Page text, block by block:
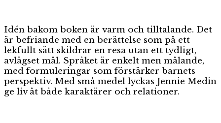
Idén bakom boken är varm och tilltalande. Det
är befriande med en berättelse som på ett
lekfullt sätt skildrar en resa utan ett tydligt,
avlägset mål. Språket är enkelt men målande,
med formuleringar som förstärker barnets
perspektiv. Med små medel lyckas Jennie Medin
ge liv åt både karaktärer och relationer.